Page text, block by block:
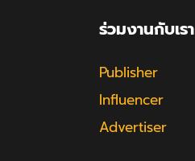
ร่วมงานกับเรา
Publisher
Influencer
Advertiser